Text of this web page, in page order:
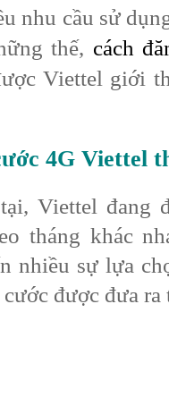
nhu cầu sử
thế, cách
Viettel giới
4G Viettel
Viettel đang
tháng khác
nhiều sự lựa
được đưa ra